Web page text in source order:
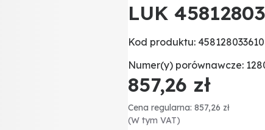
LUK
Kod produktu: 458128033610
Numer(y) porównawcze:
857,26 zł
Cena regularna: 857,26 zł
(W tym VAT)